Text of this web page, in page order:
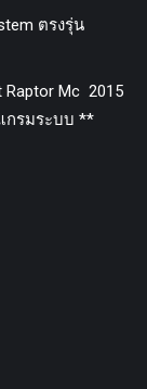
ตรงรุ่น
Raptor Mc 2015
กรมระบบ **